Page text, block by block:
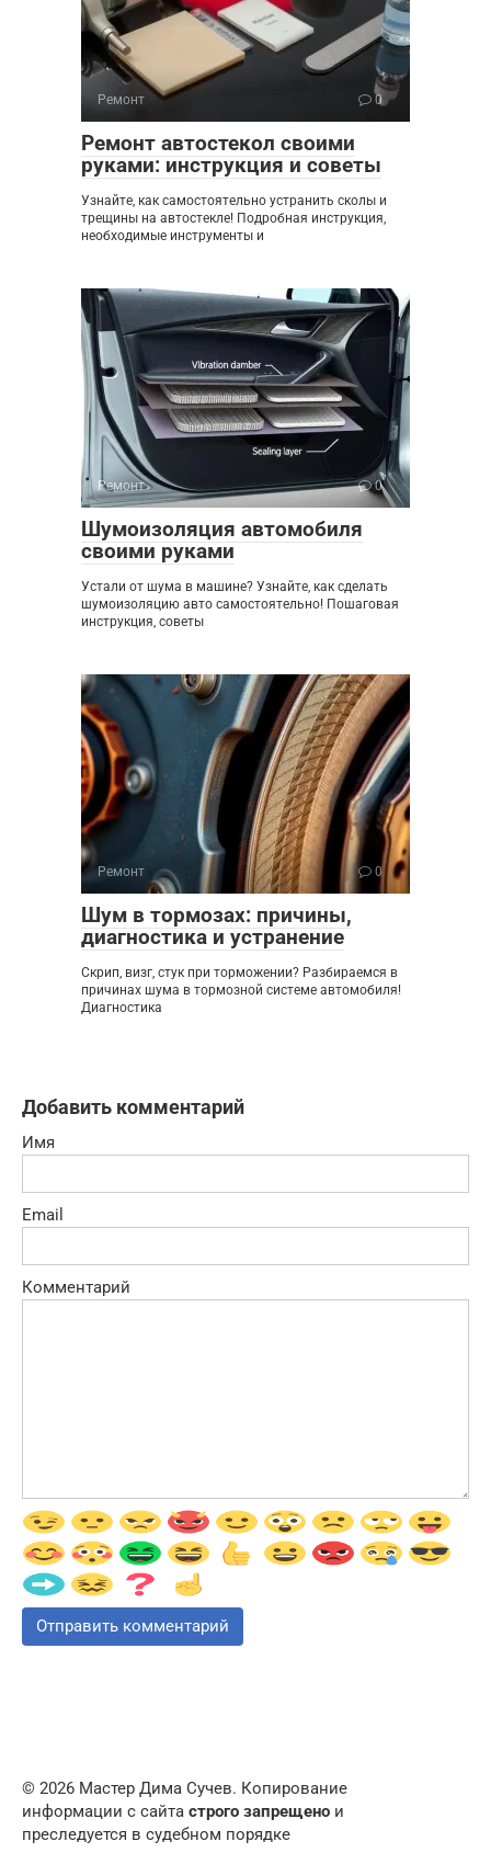
Ремонт 0
Ремонт автостекол своими
руками: инструкция и советы
Узнайте, как самостоятельно устранить сколы и
трещины на автостекле! Подробная инструкция,
необходимые инструменты и
Ремонт 0
Шумоизоляция автомобиля
своими руками
Устали от шума в машине? Узнайте, как сделать
шумоизоляцию авто самостоятельно! Пошаговая
инструкция, советы
Ремонт 0
Шум в тормозах: причины,
диагностика и устранение
Скрип, визг, стук при торможении? Разбираемся в
причинах шума в тормозной системе автомобиля!
Диагностика
Добавить комментарий
Имя
Email
Комментарий
© 2026 Мастер Дима Сучев. Копирование
информации с сайта строго запрещено и
преследуется в судебном порядке